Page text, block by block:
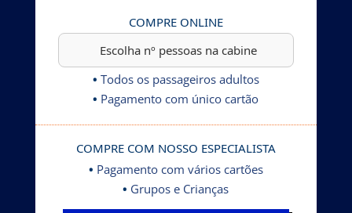
COMPRE ONLINE
• Todos os passageiros adultos
• Pagamento com único cartão
COMPRE COM NOSSO ESPECIALISTA
• Pagamento com vários cartões
• Grupos e Crianças